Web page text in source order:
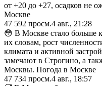
от +20 до +27, осадков не
Москве
47 592 просм.4 авг., 21:28
😳 В Москве стало больше
их словам, рост
климата и активной
замечают в Строгино, а
Москвы. Погода в Москве
47 734 просм.4 авг., 18:57